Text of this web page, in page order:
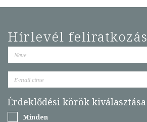
Hírlevél feliratkozás
Érdeklődési körök kiválasztása
Minden